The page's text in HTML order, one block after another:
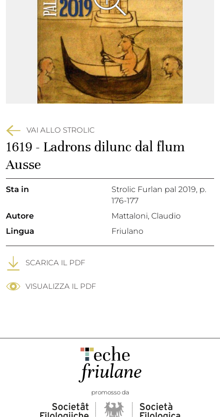
VAI ALLO STROLIC
1619 - Ladrons dilunc dal flum
Ausse
Sta in Strolic Furlan pal 2019, p.
176-177
Autore
Mattaloni, Claudio
Lingua
Friulano
SCARICA IL PDF
VISUALIZZA IL PDF
promosso da